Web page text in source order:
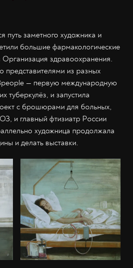
путь заметного художника и
большие фармакологические
здравоохранения.
представителями из разных
— первую международную
туберкулёз, и запустила
с брошюрами для больных,
и главный фтизиатр России
художница продолжала
и делать выставки.